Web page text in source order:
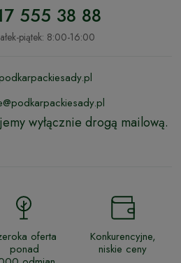
555 38 88
piątek: 8:00-16:00
wyłącznie drogą mailową.
oferta
ponad
Konkurencyjne,
niskie ceny